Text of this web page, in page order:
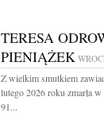
TERESA
PIENIĄŻEK
Z wielkim smutkiem
lutego 2026 roku zmarła
91...